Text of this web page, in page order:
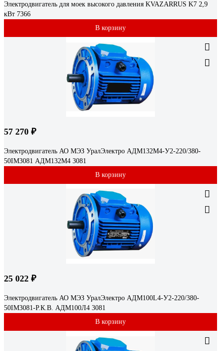
Электродвигатель для моек высокого давления KVAZARRUS K7 2,9
кВт 7366
В корзину
57 270 ₽
Электродвигатель АО МЭЗ УралЭлектро АДМ132М4-У2-220/380-
50IM3081 АДМ132М4 3081
В корзину
25 022 ₽
Электродвигатель АО МЭЗ УралЭлектро АДМ100L4-У2-220/380-
50IM3081-Р.К.В. АДМ100Л4 3081
В корзину